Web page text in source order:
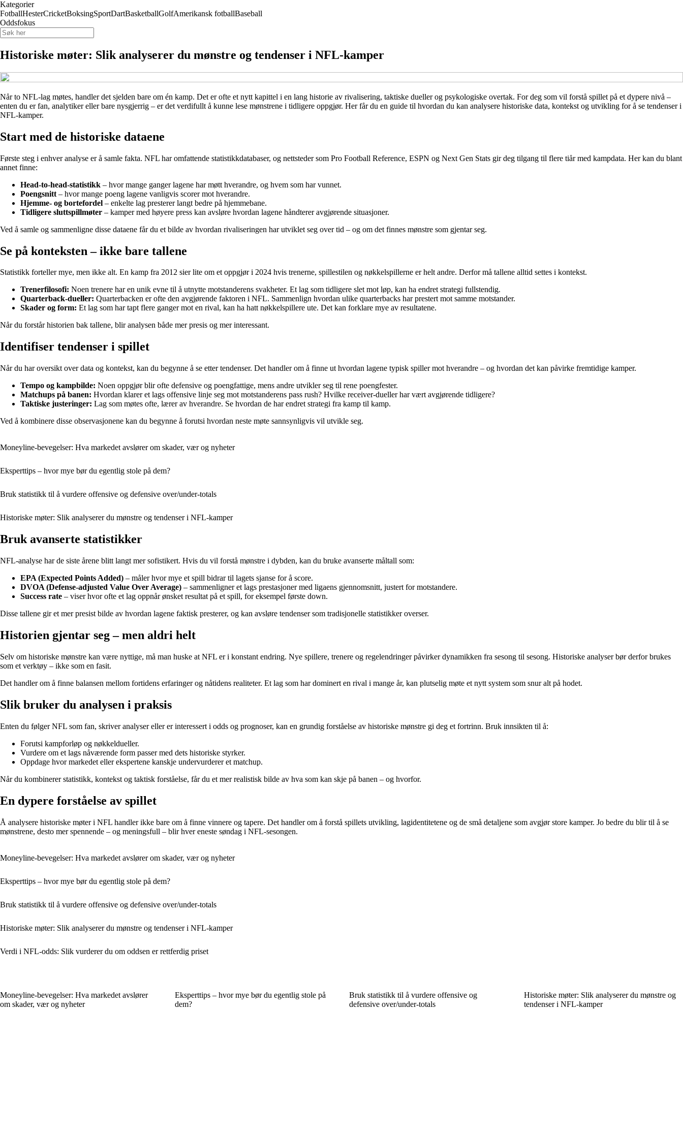
Kategorier
FotballHesterCricketBoksingSportDartBasketballGolfAmerikansk fotballBaseball
Oddsfokus
Historiske møter: Slik analyserer du mønstre og tendenser i NFL-kamper
Når to NFL-lag møtes, handler det sjelden bare om én kamp. Det er ofte et nytt kapittel i en lang historie av rivalisering, taktiske dueller og psykologiske overtak. For deg som vil forstå spillet på et dypere nivå –
enten du er fan, analytiker eller bare nysgjerrig – er det verdifullt å kunne lese mønstrene i tidligere oppgjør. Her får du en guide til hvordan du kan analysere historiske data, kontekst og utvikling for å se tendenser i
NFL-kamper.
Start med de historiske dataene
Første steg i enhver analyse er å samle fakta. NFL har omfattende statistikkdatabaser, og nettsteder som Pro Football Reference, ESPN og Next Gen Stats gir deg tilgang til flere tiår med kampdata. Her kan du blant
annet finne:
Head-to-head-statistikk – hvor mange ganger lagene har møtt hverandre, og hvem som har vunnet.
Poengsnitt – hvor mange poeng lagene vanligvis scorer mot hverandre.
Hjemme- og bortefordel – enkelte lag presterer langt bedre på hjemmebane.
Tidligere sluttspillmøter – kamper med høyere press kan avsløre hvordan lagene håndterer avgjørende situasjoner.
Ved å samle og sammenligne disse dataene får du et bilde av hvordan rivaliseringen har utviklet seg over tid – og om det finnes mønstre som gjentar seg.
Se på konteksten – ikke bare tallene
Statistikk forteller mye, men ikke alt. En kamp fra 2012 sier lite om et oppgjør i 2024 hvis trenerne, spillestilen og nøkkelspillerne er helt andre. Derfor må tallene alltid settes i kontekst.
Trenerfilosofi: Noen trenere har en unik evne til å utnytte motstanderens svakheter. Et lag som tidligere slet mot løp, kan ha endret strategi fullstendig.
Quarterback-dueller: Quarterbacken er ofte den avgjørende faktoren i NFL. Sammenlign hvordan ulike quarterbacks har prestert mot samme motstander.
Skader og form: Et lag som har tapt flere ganger mot en rival, kan ha hatt nøkkelspillere ute. Det kan forklare mye av resultatene.
Når du forstår historien bak tallene, blir analysen både mer presis og mer interessant.
Identifiser tendenser i spillet
Når du har oversikt over data og kontekst, kan du begynne å se etter tendenser. Det handler om å finne ut hvordan lagene typisk spiller mot hverandre – og hvordan det kan påvirke fremtidige kamper.
Tempo og kampbilde: Noen oppgjør blir ofte defensive og poengfattige, mens andre utvikler seg til rene poengfester.
Matchups på banen: Hvordan klarer et lags offensive linje seg mot motstanderens pass rush? Hvilke receiver-dueller har vært avgjørende tidligere?
Taktiske justeringer: Lag som møtes ofte, lærer av hverandre. Se hvordan de har endret strategi fra kamp til kamp.
Ved å kombinere disse observasjonene kan du begynne å forutsi hvordan neste møte sannsynligvis vil utvikle seg.
Moneyline-bevegelser: Hva markedet avslører om skader, vær og nyheter
Eksperttips – hvor mye bør du egentlig stole på dem?
Bruk statistikk til å vurdere offensive og defensive over/under-totals
Historiske møter: Slik analyserer du mønstre og tendenser i NFL-kamper
Bruk avanserte statistikker
NFL-analyse har de siste årene blitt langt mer sofistikert. Hvis du vil forstå mønstre i dybden, kan du bruke avanserte måltall som:
EPA (Expected Points Added) – måler hvor mye et spill bidrar til lagets sjanse for å score.
DVOA (Defense-adjusted Value Over Average) – sammenligner et lags prestasjoner med ligaens gjennomsnitt, justert for motstandere.
Success rate – viser hvor ofte et lag oppnår ønsket resultat på et spill, for eksempel første down.
Disse tallene gir et mer presist bilde av hvordan lagene faktisk presterer, og kan avsløre tendenser som tradisjonelle statistikker overser.
Historien gjentar seg – men aldri helt
Selv om historiske mønstre kan være nyttige, må man huske at NFL er i konstant endring. Nye spillere, trenere og regelendringer påvirker dynamikken fra sesong til sesong. Historiske analyser bør derfor brukes
som et verktøy – ikke som en fasit.
Det handler om å finne balansen mellom fortidens erfaringer og nåtidens realiteter. Et lag som har dominert en rival i mange år, kan plutselig møte et nytt system som snur alt på hodet.
Slik bruker du analysen i praksis
Enten du følger NFL som fan, skriver analyser eller er interessert i odds og prognoser, kan en grundig forståelse av historiske mønstre gi deg et fortrinn. Bruk innsikten til å:
Forutsi kampforløp og nøkkeldueller.
Vurdere om et lags nåværende form passer med dets historiske styrker.
Oppdage hvor markedet eller ekspertene kanskje undervurderer et matchup.
Når du kombinerer statistikk, kontekst og taktisk forståelse, får du et mer realistisk bilde av hva som kan skje på banen – og hvorfor.
En dypere forståelse av spillet
Å analysere historiske møter i NFL handler ikke bare om å finne vinnere og tapere. Det handler om å forstå spillets utvikling, lagidentitetene og de små detaljene som avgjør store kamper. Jo bedre du blir til å se
mønstrene, desto mer spennende – og meningsfull – blir hver eneste søndag i NFL-sesongen.
Moneyline-bevegelser: Hva markedet avslører om skader, vær og nyheter
Eksperttips – hvor mye bør du egentlig stole på dem?
Bruk statistikk til å vurdere offensive og defensive over/under-totals
Historiske møter: Slik analyserer du mønstre og tendenser i NFL-kamper
Verdi i NFL-odds: Slik vurderer du om oddsen er rettferdig priset
Moneyline-bevegelser: Hva markedet avslører
om skader, vær og nyheter
Eksperttips – hvor mye bør du egentlig stole på
dem?
Bruk statistikk til å vurdere offensive og
defensive over/under-totals
Historiske møter: Slik analyserer du mønstre og
tendenser i NFL-kamper